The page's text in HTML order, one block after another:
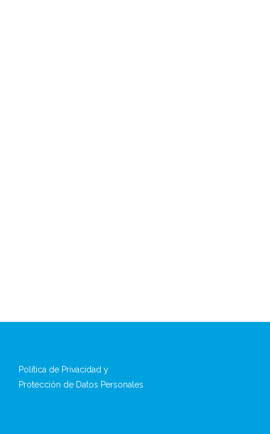
Política de Privacidad y
Protección de Datos Personales